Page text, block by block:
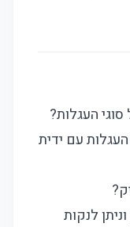
העגלות?
עם ידית
לנקות